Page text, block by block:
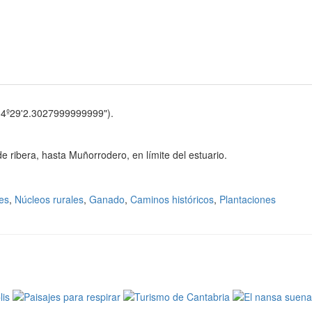
ribera, hasta Muñorrodero, en límite del estuario.
, Núcleos rurales, Ganado, Caminos históricos, Plantaciones